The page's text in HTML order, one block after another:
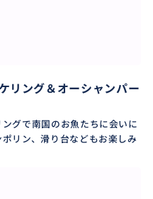
リング＆オーシャンパー
グで南国のお魚たちに会いに
リン、滑り台などもお楽しみ